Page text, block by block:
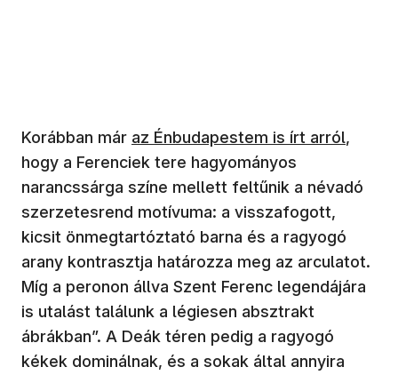
Korábban már az Énbudapestem is írt arról,
hogy a Ferenciek tere hagyományos
narancssárga színe mellett feltűnik a névadó
szerzetesrend motívuma: a visszafogott,
kicsit önmegtartóztató barna és a ragyogó
arany kontrasztja határozza meg az arculatot.
Míg a peronon állva Szent Ferenc legendájára
is utalást találunk a légiesen absztrakt
ábrákban”. A Deák téren pedig a ragyogó
kékek dominálnak, és a sokak által annyira